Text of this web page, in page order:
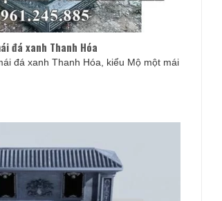
đá xanh Thanh Hóa
đá xanh Thanh Hóa, kiểu Mộ một mái